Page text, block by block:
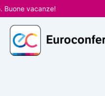
Vai
al
contenuto
vacanze!